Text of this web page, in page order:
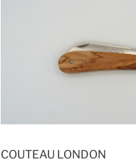
COUTEAU LONDON